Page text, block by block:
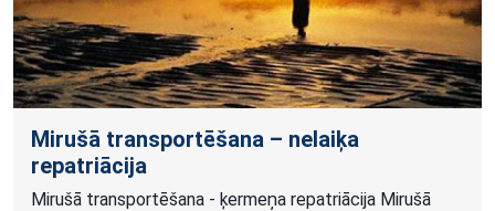
Mirušā transportēšana – nelaiķa
repatriācija
Mirušā transportēšana - ķermeņa repatriācija Mirušā